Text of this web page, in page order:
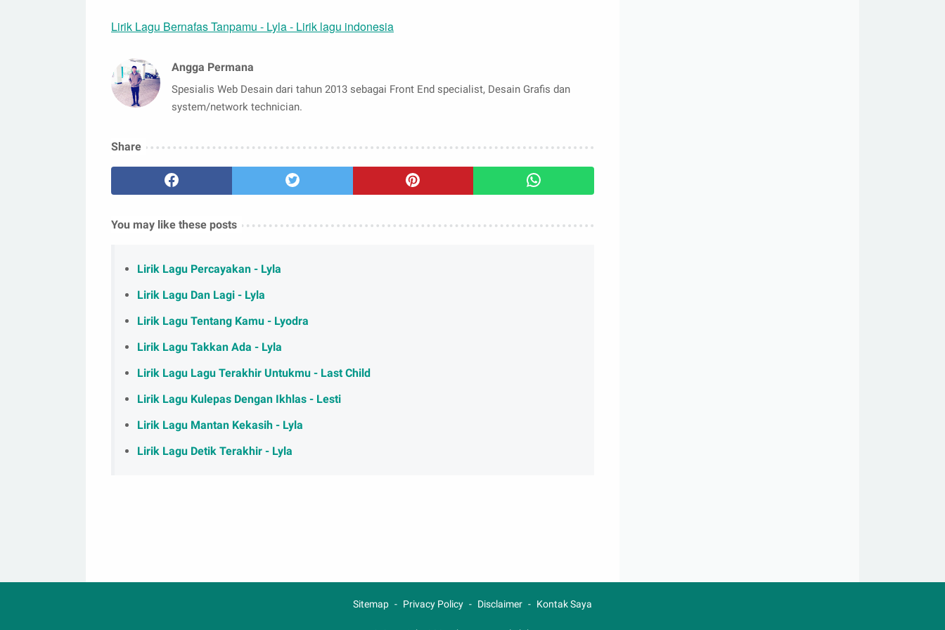
Lirik Lagu Bernafas Tanpamu - Lyla - Lirik lagu indonesia
Angga Permana
Spesialis Web Desain dari tahun 2013 sebagai Front End specialist, Desain Grafis dan
system/network technician.
Share
You may like these posts
Lirik Lagu Percayakan - Lyla
Lirik Lagu Dan Lagi - Lyla
Lirik Lagu Tentang Kamu - Lyodra
Lirik Lagu Takkan Ada - Lyla
Lirik Lagu Lagu Terakhir Untukmu - Last Child
Lirik Lagu Kulepas Dengan Ikhlas - Lesti
Lirik Lagu Mantan Kekasih - Lyla
Lirik Lagu Detik Terakhir - Lyla
Sitemap Privacy Policy Disclaimer Kontak Saya